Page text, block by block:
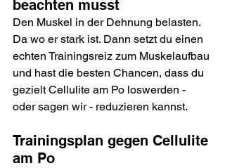
beachten musst
Den Muskel in der Dehnung belasten.
Da wo er stark ist. Dann setzt du einen
echten Trainingsreiz zum Muskelaufbau
und hast die besten Chancen, dass du
gezielt Cellulite am Po loswerden -
oder sagen wir - reduzieren kannst.
Trainingsplan gegen Cellulite
am Po